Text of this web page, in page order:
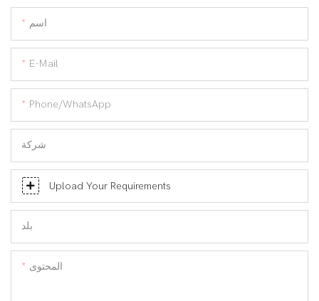
اسم
E-Mail
Phone/WhatsApp
شركة
Upload Your Requirements
بلد
المحتوى